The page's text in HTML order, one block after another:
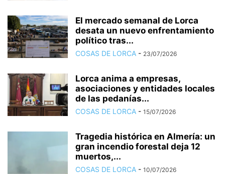
El mercado semanal de Lorca
desata un nuevo enfrentamiento
político tras...
COSAS DE LORCA - 23/07/2026
Lorca anima a empresas,
asociaciones y entidades locales
de las pedanías...
COSAS DE LORCA - 15/07/2026
Tragedia histórica en Almería: un
gran incendio forestal deja 12
muertos,...
COSAS DE LORCA - 10/07/2026